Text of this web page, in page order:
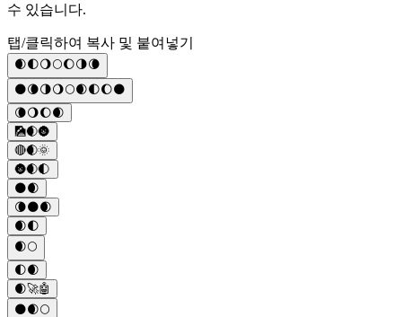
수 있습니다.
탭/클릭하여 복사 및 붙여넣기
🌒🌓🌖🌕🌔🌗🌘
🌑🌘🌗🌖🌕🌒🌓🌔🌑
🌘🌖🌔🌒
🎑🌒🌚
🔴🌒🌞
🌚🌒🌓
🌑🌒
🌘🌑🌒
🌒🌓
🌒🌕
🌓🌒
🌒🚀🤖
🌑🌒🌕